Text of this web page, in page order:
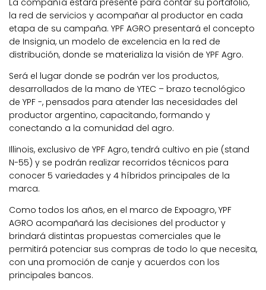
La compañía estará presente para contar su portafolio,
la red de servicios y acompañar al productor en cada
etapa de su campaña. YPF AGRO presentará el concepto
de Insignia, un modelo de excelencia en la red de
distribución, donde se materializa la visión de YPF Agro.
Será el lugar donde se podrán ver los productos,
desarrollados de la mano de YTEC – brazo tecnológico
de YPF -, pensados para atender las necesidades del
productor argentino, capacitando, formando y
conectando a la comunidad del agro.
Illinois, exclusivo de YPF Agro, tendrá cultivo en pie (stand
N-55) y se podrán realizar recorridos técnicos para
conocer 5 variedades y 4 híbridos principales de la
marca.
Como todos los años, en el marco de Expoagro, YPF
AGRO acompañará las decisiones del productor y
brindará distintas propuestas comerciales que le
permitirá potenciar sus compras de todo lo que necesita,
con una promoción de canje y acuerdos con los
principales bancos.